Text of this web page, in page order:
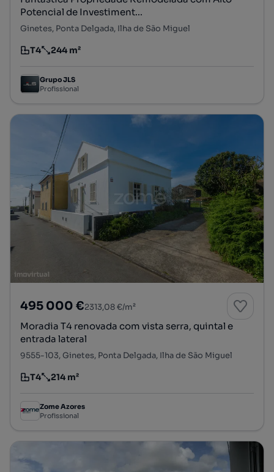
Potencial de Investiment...
Ginetes, Ponta Delgada, Ilha de São Miguel
Tipologia
T4
Preço por metro quadrado
244 m²
Grupo JLS
Profissional
495 000 €2313,08 €/m²
Moradia T4 renovada com vista serra, quintal e
entrada lateral
9555-103, Ginetes, Ponta Delgada, Ilha de São Miguel
Tipologia
T4
Preço por metro quadrado
214 m²
Zome Azores
Profissional